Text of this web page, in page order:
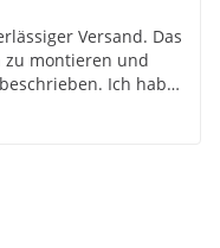
Versand. Das
zu montieren und
Ich habe
brauchte. Ich